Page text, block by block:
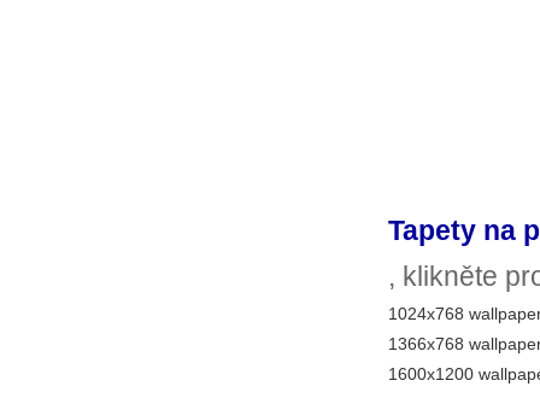
Tapety na
, klikněte
1024x768
1366x768
1600x1200